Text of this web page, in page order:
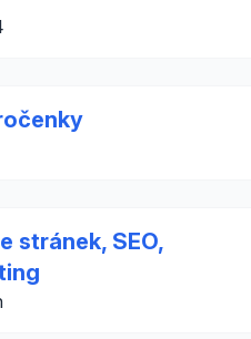
stránek, SEO,